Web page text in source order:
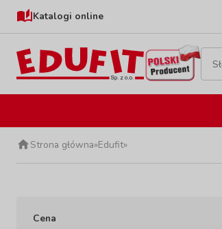
Katalogi online
Strona główna»Edufit»
Cena